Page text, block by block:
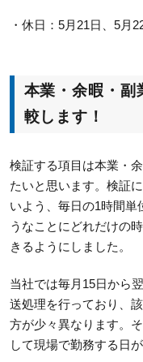
・休日：5月21日、5月
本業・余暇・副
較します！
検証する項目は本業・
たいと思います。検証
いよう、毎日の1時間単
うなことにどれだけの
きるようにしました。
当社では毎月15日から
送処理を行っており、
方が少々異なります。
して現場で勤務する日